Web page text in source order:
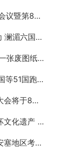
第23届东盟公共服务事务部长级会议暨第8届东盟与中日韩公共服务事务部长级会议在柬埔寨暹粒开幕
“澜湄和平之舟”项目在柬埔寨启动 澜湄六国青年共话和平与发展
中国央视新闻：菲律宾再挑事端 一张废图纸划不走中国黄岩岛
第11届吴哥国际马拉松赛开跑 中国等51国跑者齐聚暹粒
柬埔寨农业高质量发展国际合作大会将于8月20日举行
世界遗产委员会谴责武装冲突破坏文化遗产 柬埔寨呼吁依法追责并加强国际合作
外国驻柬埔寨武官前往柬泰边境安塞地区考察 柬方介绍“危险握手”事件及边境情况